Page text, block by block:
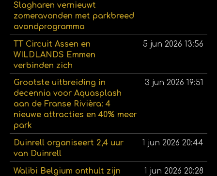
Slagharen vernieuwt
zomeravonden met parkbreed
avondprogramma
TT Circuit Assen en
WILDLANDS Emmen
verbinden zich
5 jun 2026 13:56
Grootste uitbreiding in
decennia voor Aquasplash
aan de Franse Rivièra: 4
nieuwe attracties en 40% meer
park
3 jun 2026 19:51
Duinrell organiseert 2,4 uur
van Duinrell
1 jun 2026 20:44
Walibi Belgium onthult zijn
1 jun 2026 20:28